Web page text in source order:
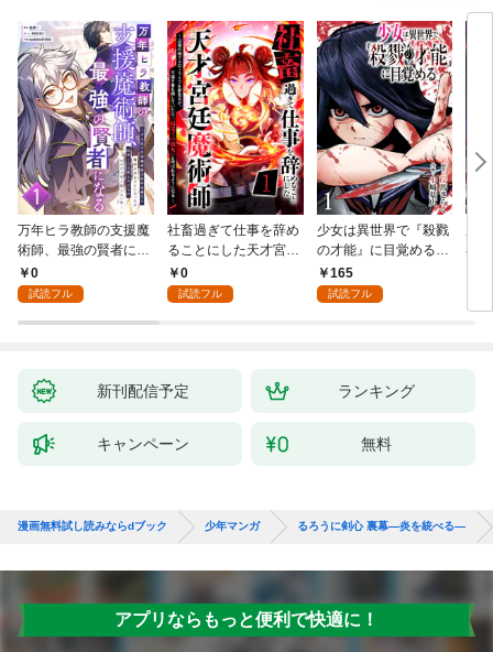
万年ヒラ教師の支援魔
術師、最強の賢者にな
る～不人気の支援魔術
師は給料泥棒だと魔術
が、出世した元教え子
0
試読フル
社畜過ぎて仕事を辞め
ることにした天才宮廷
魔術師～辺境の地でス
ローライフを夢見る
0
試読フル
少女は異世界で『殺戮
の才能』に目覚める
(話売り) #1
165
試読フル
者
新刊配信予定 ランキング
キャンペーン 無料
漫画無料試し読みならdブック 少年マンガ るろうに剣心 裏幕―炎を統べる―
アプリならもっと便利で快適に！